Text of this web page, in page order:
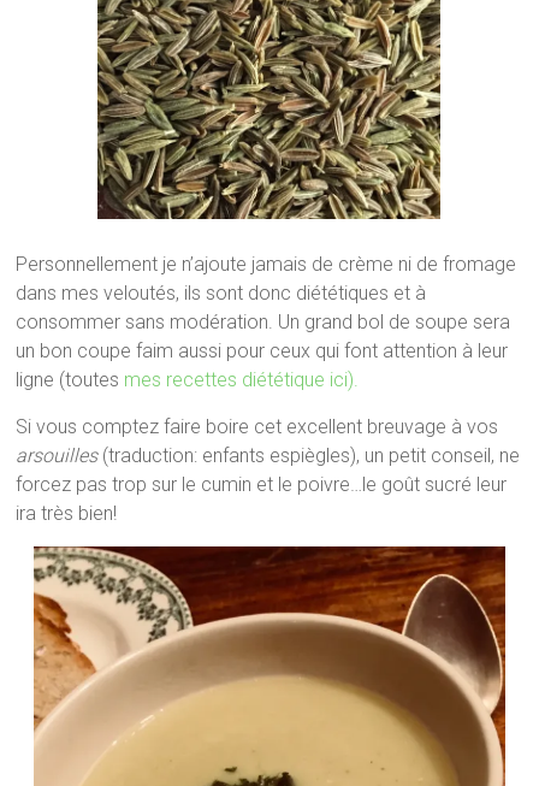
Personnellement je n’ajoute jamais de crème ni de fromage
dans mes veloutés, ils sont donc diététiques et à
consommer sans modération. Un grand bol de soupe sera
un bon coupe faim aussi pour ceux qui font attention à leur
ligne (toutes mes recettes diététique ici).
Si vous comptez faire boire cet excellent breuvage à vos
arsouilles (traduction: enfants espiègles), un petit conseil, ne
forcez pas trop sur le cumin et le poivre…le goût sucré leur
ira très bien!